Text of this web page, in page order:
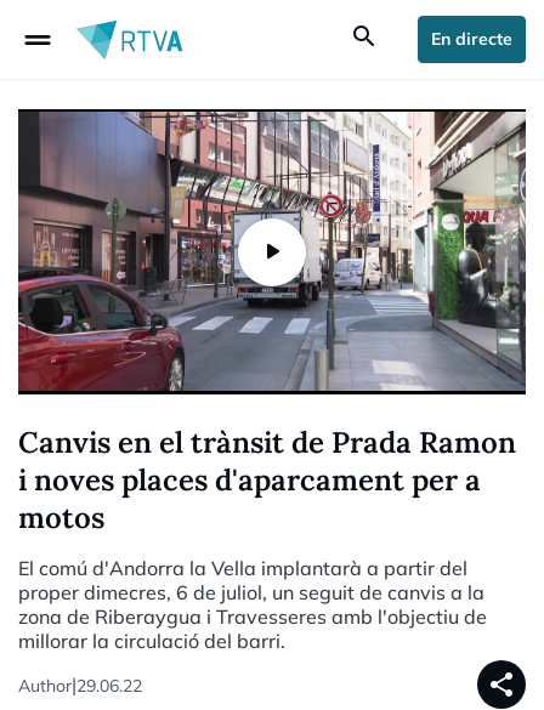
drag_handle search En directe
Canvis en el trànsit de Prada Ramon
i noves places d'aparcament per a
motos
El comú d'Andorra la Vella implantarà a partir del
proper dimecres, 6 de juliol, un seguit de canvis a la
zona de Riberaygua i Travesseres amb l'objectiu de
millorar la circulació del barri.
Author|29.06.22 share